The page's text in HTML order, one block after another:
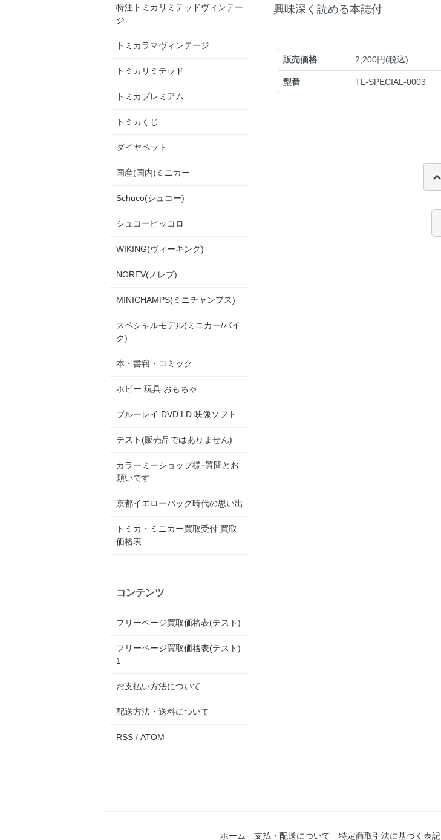
興味深く読める本誌付
販売価格 2,200円(税込)
型番 TL-SPECIAL-0003
特注トミカリミテッドヴィンテー
ジ
トミカラマヴィンテージ
トミカリミテッド
トミカプレミアム
トミカくじ
ダイヤペット
国産(国内)ミニカー
Schuco(シュコー)
シュコーピッコロ
WIKING(ヴィーキング)
NOREV(ノレブ)
MINICHAMPS(ミニチャンプス)
スペシャルモデル(ミニカー/バイ
ク)
本・書籍・コミック
ホビー 玩具 おもちゃ
ブルーレイ DVD LD 映像ソフト
テスト(販売品ではありません)
カラーミーショップ様･質問とお
願いです
京都イエローバッグ時代の思い出
トミカ・ミニカー買取受付 買取
価格表
コンテンツ
フリーページ買取価格表(テスト)
フリーページ買取価格表(テスト)
1
お支払い方法について
配送方法・送料について
RSS / ATOM
ホーム 支払・配送について 特定商取引法に基づく表記